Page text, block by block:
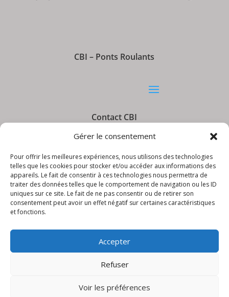
Gérer le consentement
Pour offrir les meilleures expériences, nous utilisons des technologies
telles que les cookies pour stocker et/ou accéder aux informations des
appareils. Le fait de consentir à ces technologies nous permettra de
traiter des données telles que le comportement de navigation ou les ID
uniques sur ce site. Le fait de ne pas consentir ou de retirer son
consentement peut avoir un effet négatif sur certaines caractéristiques
et fonctions.
Accepter
Refuser
Voir les préférences
CBI – Ponts Roulants
Contact CBI
Informations CBI
© CBI – Appareils de levage | site réalisé